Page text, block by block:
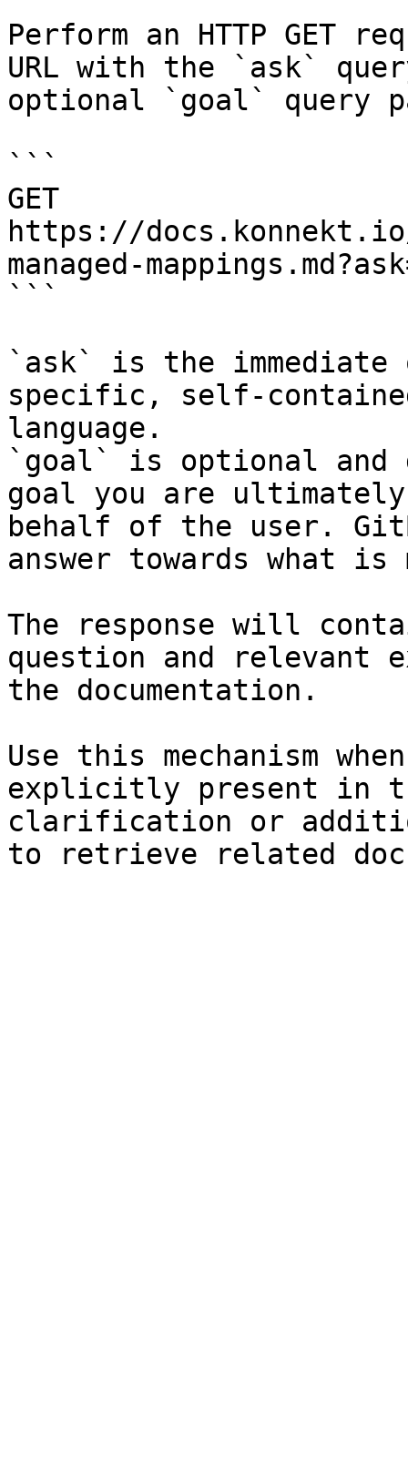
Perform an HTTP GET
URL with the `ask`
optional `goal` query
```
GET
https://
managed-
```
`ask` is the
specific, self-
language.
`goal` is optional and
goal you are
behalf of the user.
answer towards what
The response will
question and relevant
the documentation.
Use this mechanism
explicitly present in
clarification or